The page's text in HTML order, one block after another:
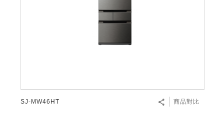
SJ-MW46HT 商品對比